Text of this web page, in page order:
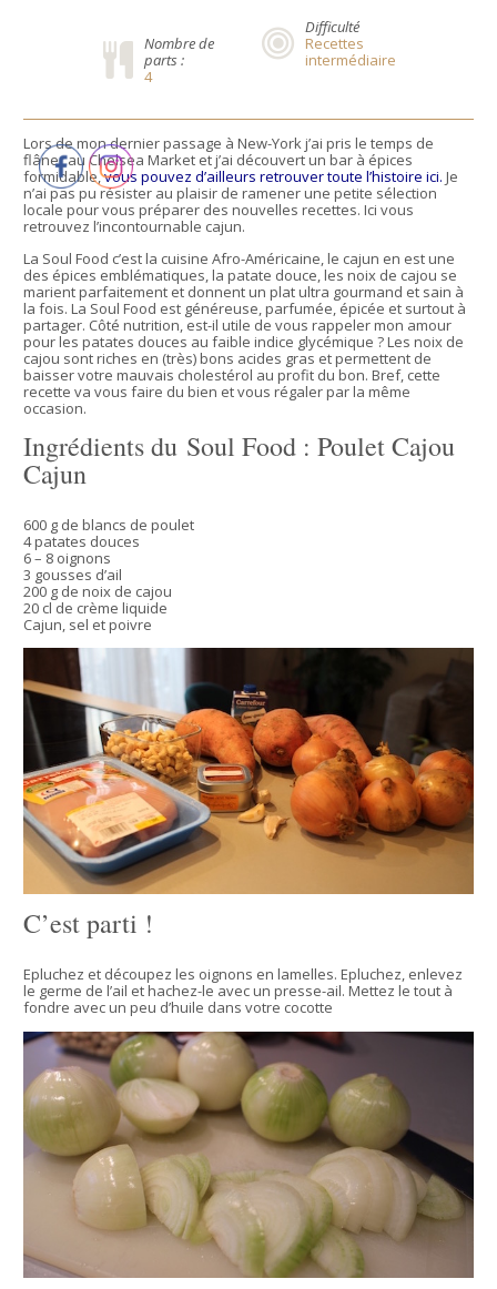
Nombre de
parts :
4
Difficulté
Recettes
intermédiaire
Lors de mon dernier passage à New-York j’ai pris le temps de
flâner au Chelsea Market et j’ai découvert un bar à épices
formidable,vous pouvez d’ailleurs retrouver toute l’histoire ici. Je
n’ai pas pu résister au plaisir de ramener une petite sélection
locale pour vous préparer des nouvelles recettes. Ici vous
retrouvez l’incontournable cajun.
La Soul Food c’est la cuisine Afro-Américaine, le cajun en est une
des épices emblématiques, la patate douce, les noix de cajou se
marient parfaitement et donnent un plat ultra gourmand et sain à
la fois. La Soul Food est généreuse, parfumée, épicée et surtout à
partager. Côté nutrition, est-il utile de vous rappeler mon amour
pour les patates douces au faible indice glycémique ? Les noix de
cajou sont riches en (très) bons acides gras et permettent de
baisser votre mauvais cholestérol au profit du bon. Bref, cette
recette va vous faire du bien et vous régaler par la même
occasion.
Ingrédients du Soul Food : Poulet Cajou
Cajun
600 g de blancs de poulet
4 patates douces
6 – 8 oignons
3 gousses d’ail
200 g de noix de cajou
20 cl de crème liquide
Cajun, sel et poivre
C’est parti !
Epluchez et découpez les oignons en lamelles. Epluchez, enlevez
le germe de l’ail et hachez-le avec un presse-ail. Mettez le tout à
fondre avec un peu d’huile dans votre cocotte